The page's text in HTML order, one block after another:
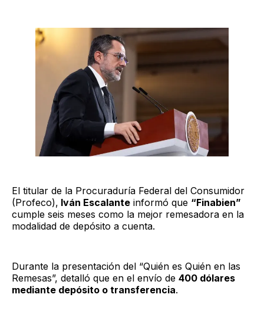
El titular de la Procuraduría Federal del Consumidor
(Profeco), Iván Escalante informó que “Finabien”
cumple seis meses como la mejor remesadora en la
modalidad de depósito a cuenta.
Durante la presentación del “Quién es Quién en las
Remesas”, detalló que en el envío de 400 dólares
mediante depósito o transferencia.